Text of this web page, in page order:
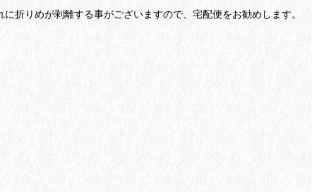
折りめが剥離する事がございますので、宅配便をお勧めします。